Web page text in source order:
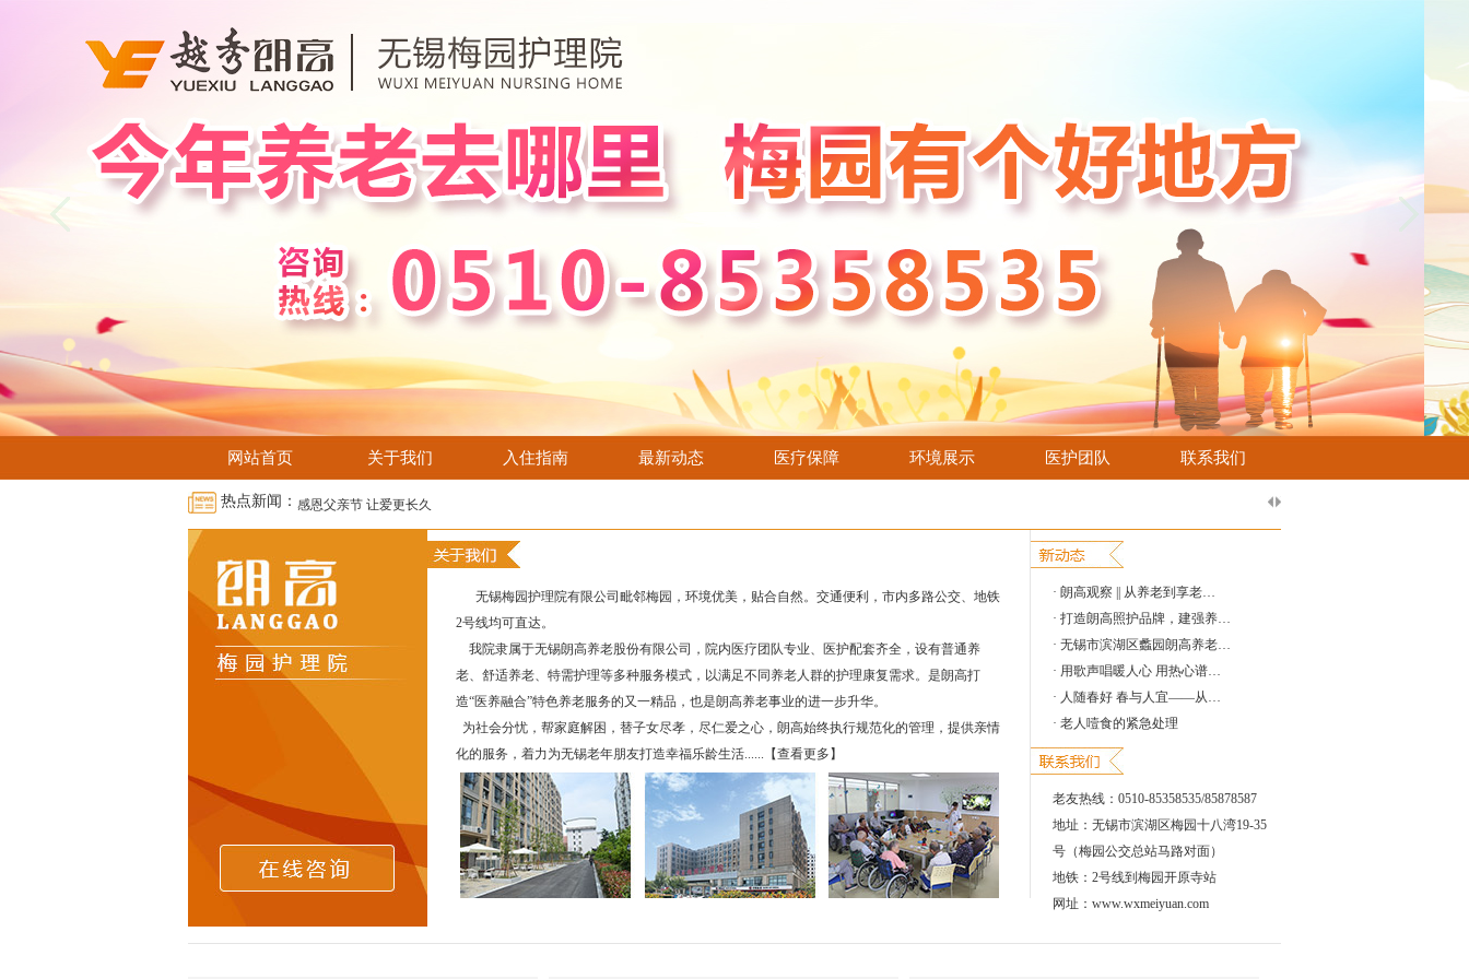
网站首页 关于我们 入住指南 最新动态 医疗保障 环境展示 医护团队 联系我们
热点新闻：
全国老龄办点赞朗高“医养结合”亲情养老服务模式
中国农工民主党江苏省第十二次代表大会隆重召开
无锡入梅，我们准备好了！
民政为民 送教上门
抱怨也危害老人健康？专家称抱怨是种慢性毒药
【招聘】朗高养老招贤纳士
感恩父亲节 让爱更长久
与温岭太平街道投资合作顺利签约，朗高再迈新步伐！
无锡 · 温岭两地养老交流会
朗高梅园护理院七区正式开科
有一个节日叫儿童节，有一种儿童叫老人
扬思辨之帆 展青春风采—护士节辩论赛
美食美味零距离
人随春好 春与人宜——从无锡梅园朗高护理院出发，赶赴一场樱花之约~
朗高养老•同程旅游中国老年春晚第一站活动报道
我能想到最浪漫的事—朗高梅园相伴到老
市民政局局长葛恒显走访朗高
我们毕业啦！
母亲节特辑|爱在朗高 感恩母亲
无锡梅园护理院有限公司毗邻梅园，环境优美，贴合自然。交通便利，市内多路公交、地铁
2号线均可直达。
我院隶属于无锡朗高养老股份有限公司，院内医疗团队专业、医护配套齐全，设有普通养
老、舒适养老、特需护理等多种服务模式，以满足不同养老人群的护理康复需求。是朗高打
造“医养融合”特色养老服务的又一精品，也是朗高养老事业的进一步升华。
为社会分忧，帮家庭解困，替子女尽孝，尽仁爱之心，朗高始终执行规范化的管理，提供亲情
化的服务，着力为无锡老年朋友打造幸福乐龄生活...... 【查看更多】
· 朗高观察 || 从养老到享老…
· 打造朗高照护品牌，建强养…
· 无锡市滨湖区蠡园朗高养老…
· 用歌声唱暖人心 用热心谱…
· 人随春好 春与人宜——从…
· 老人噎食的紧急处理
老友热线：0510-85358535/85878587
地址：无锡市滨湖区梅园十八湾19-35
号（梅园公交总站马路对面）
地铁：2号线到梅园开原寺站
网址：www.wxmeiyuan.com